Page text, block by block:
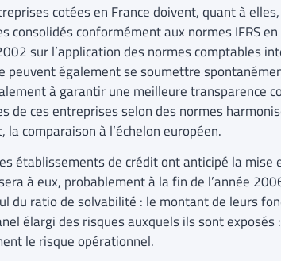
cotées en France doivent, quant à
consolidés conformément aux normes IFRS
sur l’application des normes comptables
peuvent également se soumettre
à garantir une meilleure transparence
de ces entreprises selon des normes
la comparaison à l’échelon européen.
établissements de crédit ont anticipé la mise
à eux, probablement à la fin de l’année
du ratio de solvabilité : le montant de leurs
élargi des risques auxquels ils sont
le risque opérationnel.